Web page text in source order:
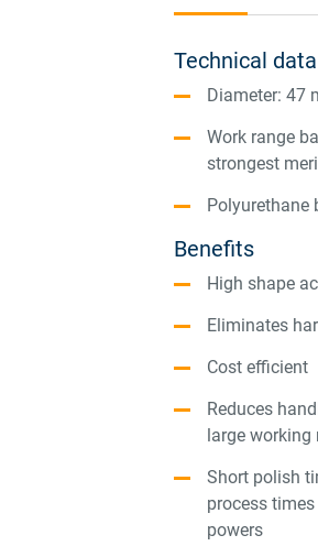
Technical data
Diameter: 47
Work range
strongest
Polyurethane
Benefits
High shape
Eliminates
Cost efficient
Reduces
large working
Short polish
process
powers